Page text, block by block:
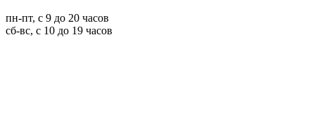
пн-пт, с 9 до 20 часов
сб-вс, с 10 до 19 часов